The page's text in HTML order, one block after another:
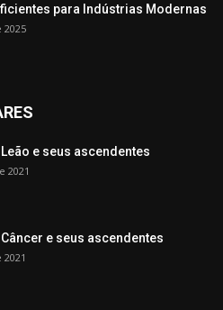
para Indústrias Modernas
2025
e seus ascendentes
2021
e seus ascendentes